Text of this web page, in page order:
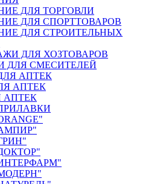
ДЛЯ ТОРГОВЛИ
ДЛЯ СПОРТТОВАРОВ
ДЛЯ СТРОИТЕЛЬНЫХ
ДЛЯ ХОЗТОВАРОВ
ДЛЯ СМЕСИТЕЛЕЙ
АПТЕК
АПТЕК